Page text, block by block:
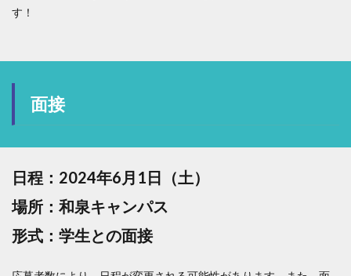
す！
面接
日程：2024年6月1日（土）
場所：和泉キャンパス
形式：学生との面接